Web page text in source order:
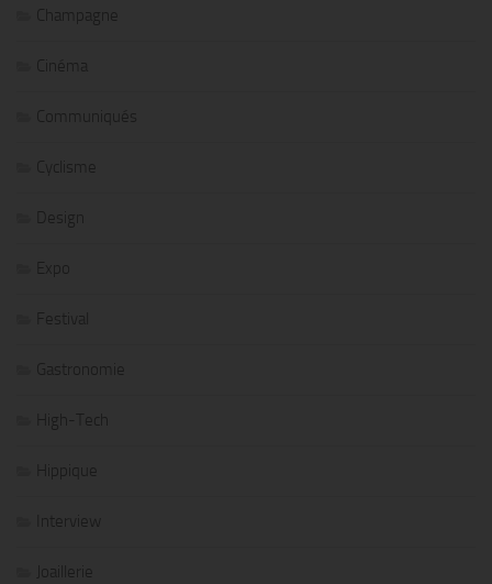
Champagne
Cinéma
Communiqués
Cyclisme
Design
Expo
Festival
Gastronomie
High-Tech
Hippique
Interview
Joaillerie